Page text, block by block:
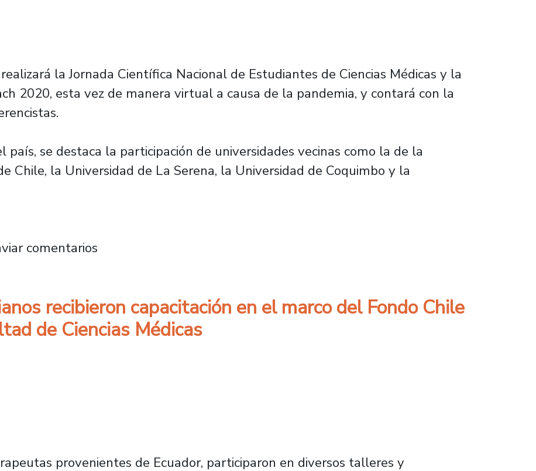
la Jornada Científica Nacional de Estudiantes de Ciencias Médicas y la
2020, esta vez de manera virtual a causa de la pandemia, y contará con la
se destaca la participación de universidades vecinas como la de la
Chile, la Universidad de La Serena, la Universidad de Coquimbo y la
Jornada Científica Nacional de Estudiantes de Ciencias Médicas
comentarios
recibieron capacitación en el marco del Fondo Chile
de Ciencias Médicas
provenientes de Ecuador, participaron en diversos talleres y